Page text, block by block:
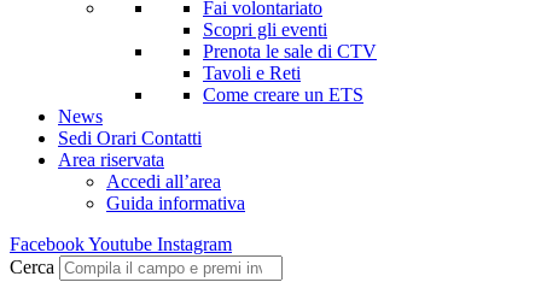
Fai volontariato
Scopri gli eventi
Prenota le sale di CTV
Tavoli e Reti
Come creare un ETS
News
Sedi Orari Contatti
Area riservata
Accedi all’area
Guida informativa
FacebookYoutube Instagram
Cerca